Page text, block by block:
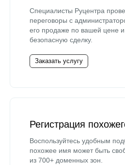
Специалисты Руцентра
переговоры с
его продаже по вашей цене и
безопасную сделку.
Заказать услугу
Регистрация
Воспользуйтесь удобным
похожее имя может быть
из 700+ доменных зон.